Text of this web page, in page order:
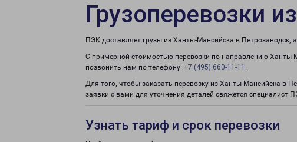
Грузоперевозки
ПЭК доставляет грузы из Ханты-Мансийска в
С примерной стоимостью перевозки по направлению Ханты-
позвонить нам по телефону: +7 (495) 660-11-11 .
Для того, чтобы заказать перевозку из Ханты-Мансийска в
заявки с вами для уточнения деталей свяжется специалист
Узнать тариф и срок перевозки